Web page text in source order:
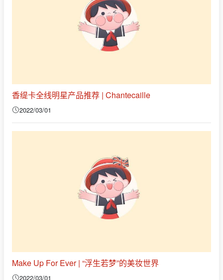
香缇卡全线明星产品推荐 | Chantecaille
2022/03/01
Make Up For Ever | “浮生若梦”的美妆世界
2022/03/01